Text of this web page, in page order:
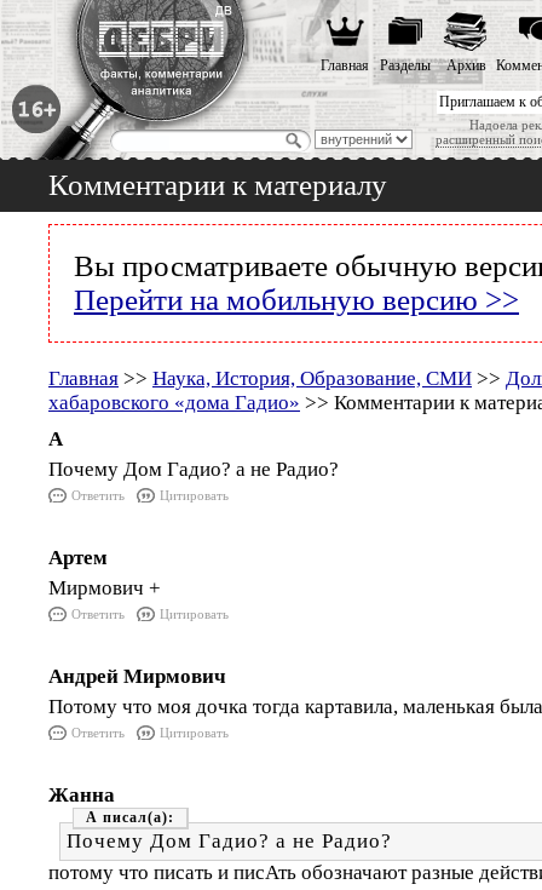
Приглашаем к
Надоела
расширенный
Главная Разделы Архив
Комментарии к материалу
Вы просматриваете обычную
Перейти на мобильную версию >>
Главная >> Наука, История, Образование, СМИ >>
хабаровского «дома Гадио» >> Комментарии к
А
Почему Дом Гадио? а не Радио?
Ответить Цитировать
Артем
Мирмович +
Ответить Цитировать
Андрей Мирмович
Потому что моя дочка тогда картавила, маленькая была
Ответить Цитировать
Жанна
А
Почему Дом Гадио? а не Радио?
потому что писать и писАть обозначают разные